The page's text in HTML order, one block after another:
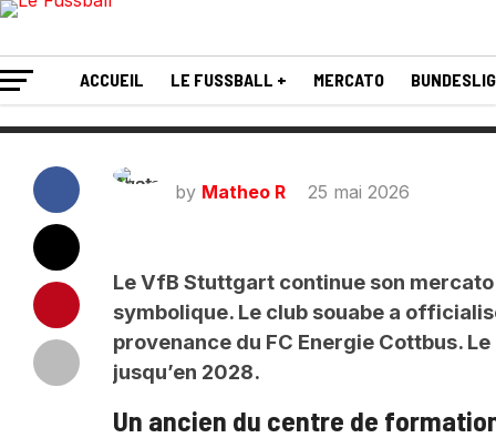
ACCUEIL LE FUSSBALL + MERCATO
Cottbus
by Matheo R 25 mai 2026
Le VfB Stuttgart continue son
symbolique. Le club souabe a
provenance du FC Energie Cottbus.
jusqu’en 2028.
Un ancien du centre de